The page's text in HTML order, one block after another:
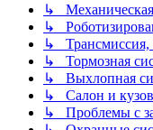
↳
↳
↳ Трансмиссия,
↳ Тормозная
↳ Выхлопная
↳ Салон и
↳ Проблемы с